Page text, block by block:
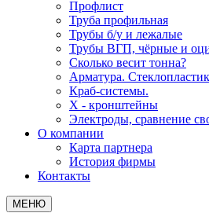
Профлист
Труба профильная
Трубы б/у и лежалые
Трубы ВГП, чёрные и
Сколько весит тонна?
Арматура.
Краб-системы.
Х - кронштейны
Электроды, сравнение
О компании
Карта партнера
История фирмы
Контакты
МЕНЮ